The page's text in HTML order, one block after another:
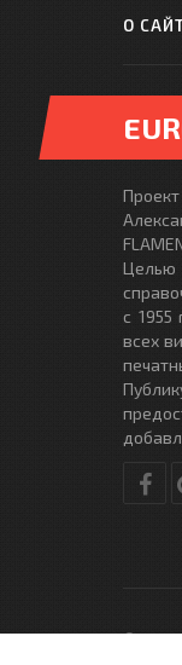
О
Целью
с 1955
всех
©